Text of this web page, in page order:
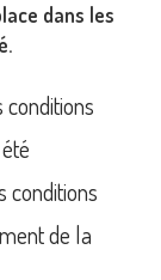
dans les
conditions
de la